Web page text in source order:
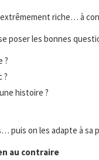
riche… à
poser les bonnes
?
?
histoire ?
puis on les adapte à sa
au contraire